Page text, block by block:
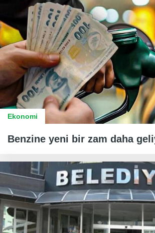
Ekonomi
Benzine yeni bir zam daha